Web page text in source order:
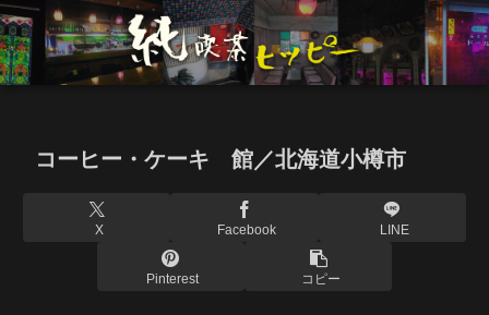
コーヒー・ケーキ 館／北海道小樽市
X Facebook LINE
Pinterest コピー